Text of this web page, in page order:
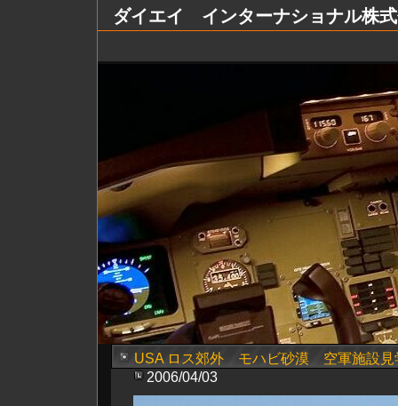
ダイエイ インターナショナル株
USA ロス郊外 モハビ砂漠 空軍施設見
2006/04/03